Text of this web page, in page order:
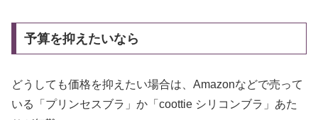
予算を抑えたいなら
どうしても価格を抑えたい場合は、Amazonなどで売って
いる「プリンセスブラ」か「coottie シリコンブラ」あた